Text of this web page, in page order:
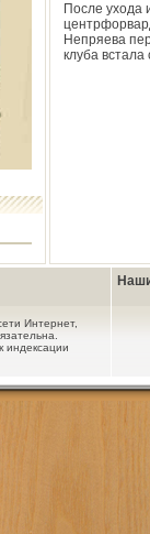
После ухода
Непряева
клуба встала
Интернет,
индексации